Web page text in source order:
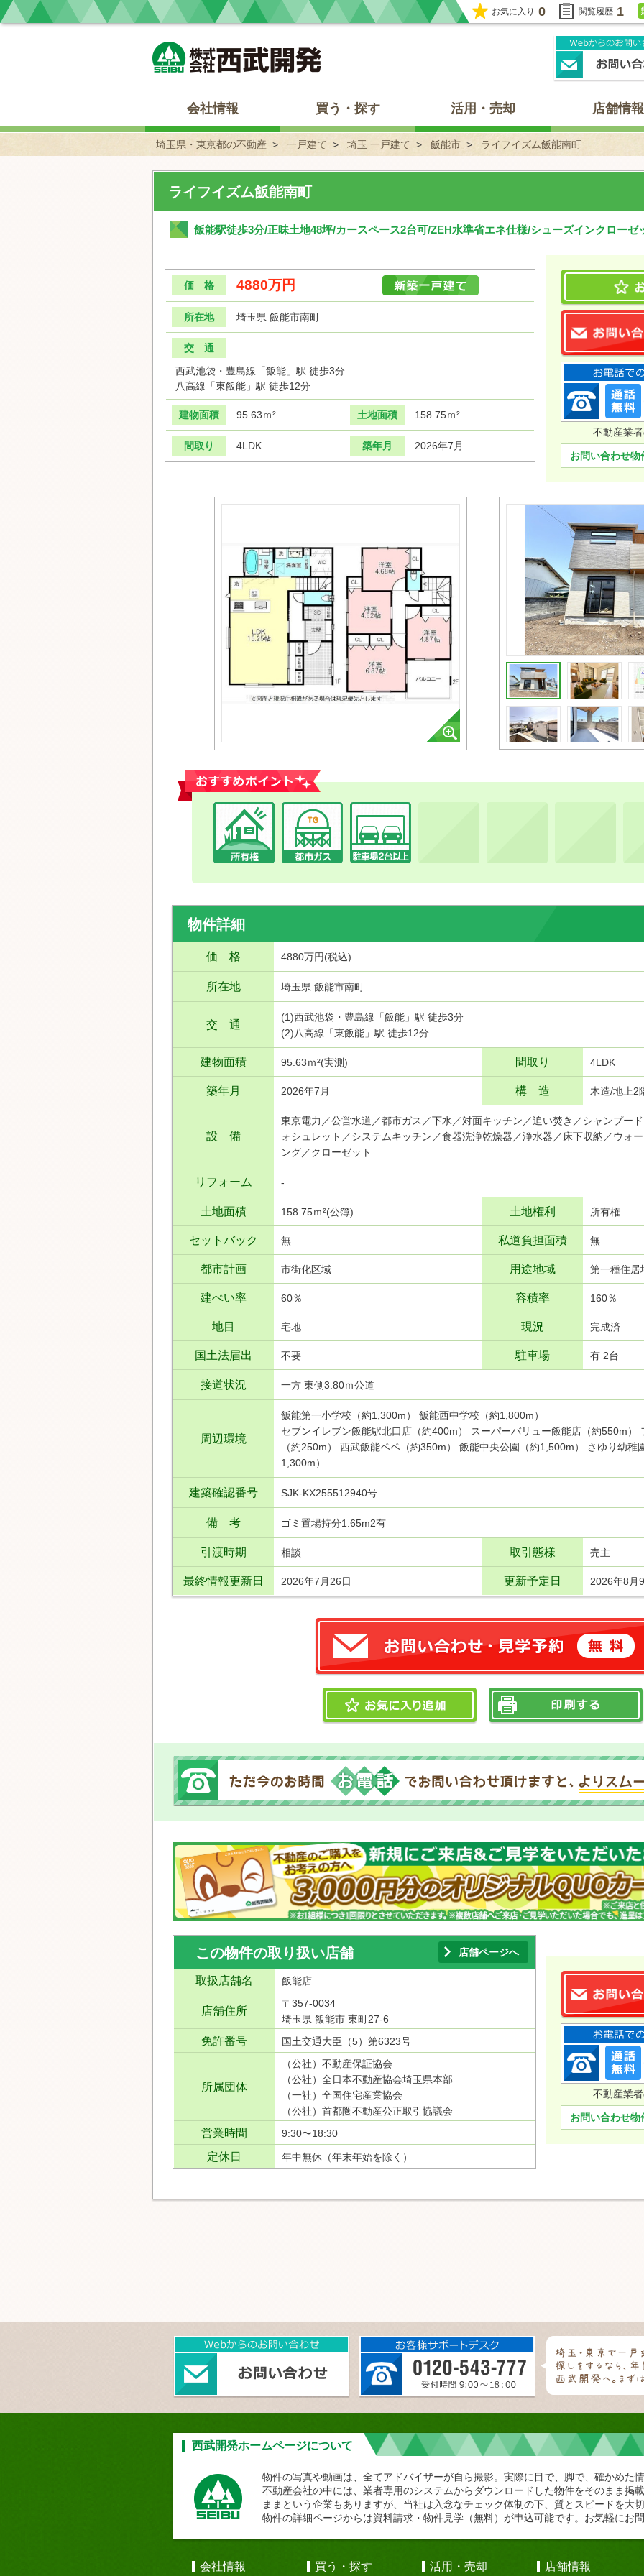
お気に入り 0 閲覧履歴 1
会社情報 買う・探す 活用・売却 店舗情報
埼玉県・東京都の不動産 一戸建て 埼玉 一戸建て 飯能市 ライフイズム飯能南町
ライフイズム飯能南町
飯能駅徒歩3分/正味土地48坪/カースペース2台可/ZEH水準省エネ仕様/シューズインクローゼ
価 格 4880万円
所在地 埼玉県 飯能市南町
交 通
西武池袋・豊島線「飯能」駅 徒歩3分
八高線「東飯能」駅 徒歩12分
建物面積 95.63ｍ² 土地面積 158.75ｍ²
間取り 4LDK 築年月 2026年7月
不動産業
お問い合わせ物
おすすめポイント
物件詳細
価 格 4880万円(税込)
所在地 埼玉県 飯能市南町
交 通
(1)西武池袋・豊島線「飯能」駅 徒歩3分
(2)八高線「東飯能」駅 徒歩12分
建物面積 95.63ｍ²(実測) 間取り 4LDK
築年月 2026年7月 構 造 木造/地上2
設 備
東京電力／公営水道／都市ガス／下水／対面キッチン／追い焚き／シャンプー
ォシュレット／システムキッチン／食器洗浄乾燥器／浄水器／床下収納／ウォ
ング／クローゼット
リフォーム -
土地面積 158.75ｍ²(公簿) 土地権利 所有権
セットバック 無 私道負担面積 無
都市計画 市街化区域 用途地域 第一種住居
建ぺい率 60％ 容積率 160％
地目 宅地 現況 完成済
国土法届出 不要 駐車場 有 2台
接道状況 一方 東側3.80ｍ公道
周辺環境
飯能第一小学校（約1,300m） 飯能西中学校（約1,800m）
セブンイレブン飯能駅北口店（約400m） スーパーバリュー飯能店（約550m）
（約250m） 西武飯能ペペ（約350m） 飯能中央公園（約1,500m） さゆり幼
1,300m）
建築確認番号 SJK-KX255512940号
備 考 ゴミ置場持分1.65m2有
引渡時期 相談 取引態様 売主
最終情報更新日 2026年7月26日 更新予定日 2026年8月
この物件の取り扱い店舗 店舗ページへ
取扱店舗名 飯能店
店舗住所
〒357-0034
埼玉県 飯能市 東町27-6
免許番号 国土交通大臣（5）第6323号
所属団体
（公社）不動産保証協会
（公社）全日本不動産協会埼玉県本部
（一社）全国住宅産業協会
（公社）首都圏不動産公正取引協議会
営業時間 9:30〜18:30
定休日 年中無休（年末年始を除く）
不動産業
お問い合わせ物
西武開発ホームページについて
物件の写真や動画は、全てアドバイザーが自ら撮影。実際に目で、脚で、確かめた
不動産会社の中には、業者専用のシステムからダウンロードした物件をそのまま掲
ままという企業もありますが、当社は入念なチェック体制の下、質とスピードを大
物件の詳細ページからは資料請求・物件見学（無料）が申込可能です。お気軽にお
会社情報 買う・探す 活用・売却 店舗情報